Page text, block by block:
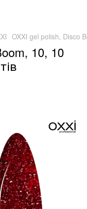
OXXI gel polish, Disco
10, 10